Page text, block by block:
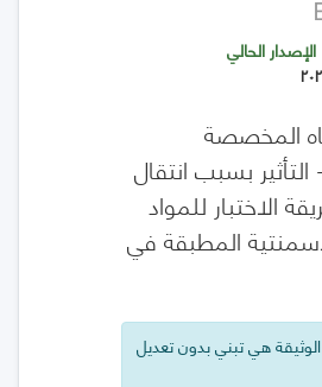
الإصدار الحالي
المخصصة
بسبب انتقال
- الجزء 2: طريقة الاختبار للمواد
المطبقة في
هي تبني بدون تعديل